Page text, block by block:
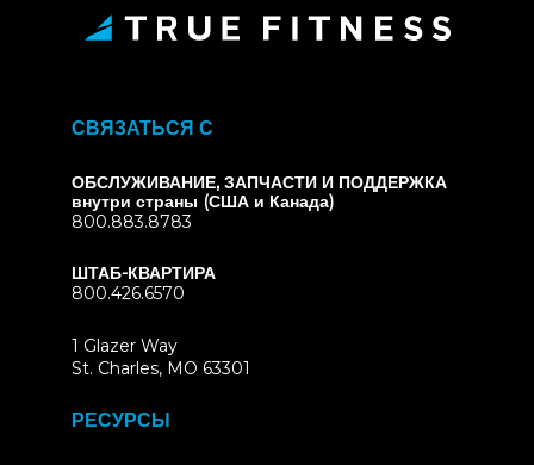
СВЯЗАТЬСЯ С
ОБСЛУЖИВАНИЕ, ЗАПЧАСТИ И ПОДДЕРЖКА
внутри страны (США и Канада)
800.883.8783
ШТАБ-КВАРТИРА
800.426.6570
1 Glazer Way
St. Charles, MO 63301
РЕСУРСЫ